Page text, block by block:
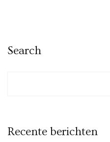
Search
Recente berichten